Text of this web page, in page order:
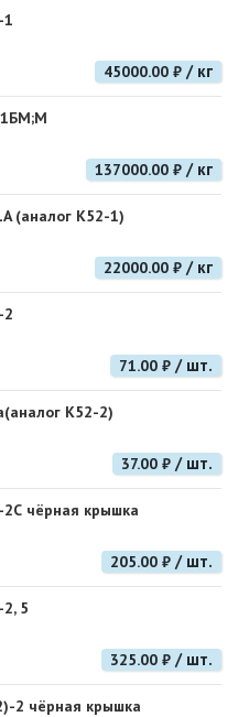
1
45000.00 ₽ / кг
1БМ;М
137000.00 ₽ / кг
(аналог К52-1)
22000.00 ₽ / кг
2
71.00 ₽ / шт.
К52-2)
37.00 ₽ / шт.
чёрная крышка
205.00 ₽ / шт.
5
325.00 ₽ / шт.
2 чёрная крышка